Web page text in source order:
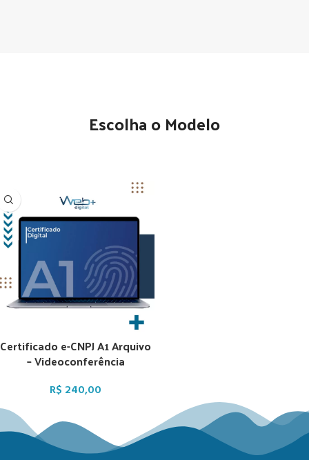
Escolha o Modelo
Certificado e-CNPJ A1 Arquivo
– Videoconferência
R$ 240,00